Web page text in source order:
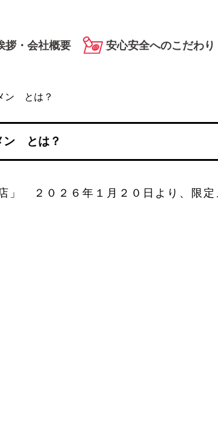
拶・会社概要 安心安全へのこだわり
ン とは？
ン とは？
」 ２０２６年１月２０日より、限定